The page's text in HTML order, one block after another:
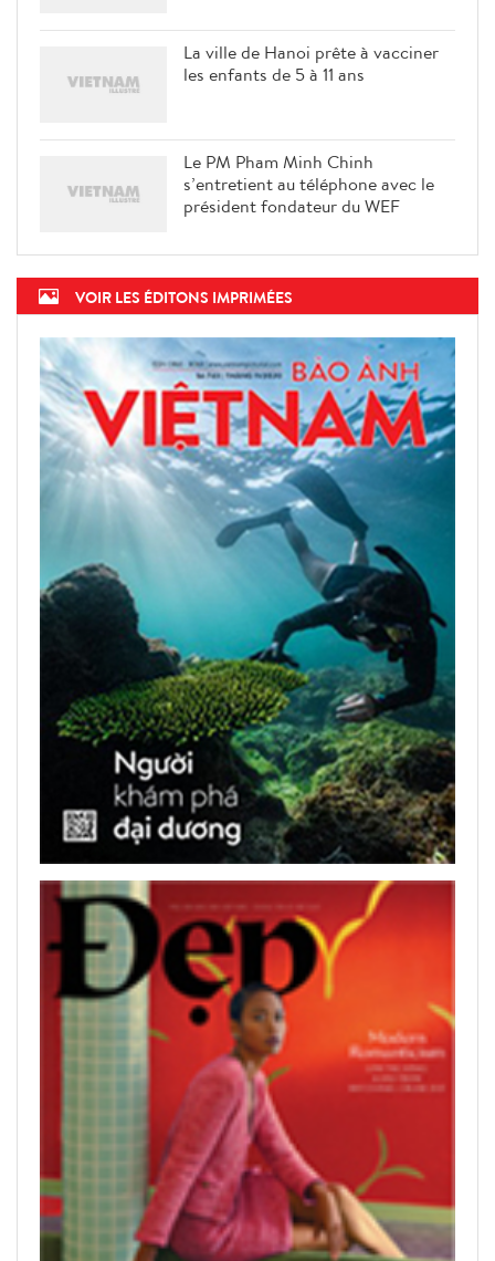
La ville de Hanoi prête à vacciner
les enfants de 5 à 11 ans
Le PM Pham Minh Chinh
s’entretient au téléphone avec le
président fondateur du WEF
VOIR LES ÉDITONS IMPRIMÉES